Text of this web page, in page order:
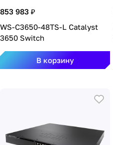
853 983 ₽
WS-C3650-48TS-L Catalyst
3650 Switch
В корзину